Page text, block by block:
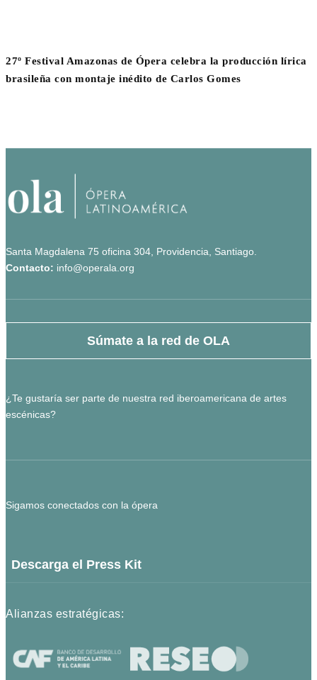
27º Festival Amazonas de Ópera celebra la producción lírica
brasileña con montaje inédito de Carlos Gomes
Santa Magdalena 75 oficina 304, Providencia, Santiago.
Contacto: info@operala.org
Súmate a la red de OLA
¿Te gustaría ser parte de nuestra red iberoamericana de artes
escénicas?
Sigamos conectados con la ópera
Descarga el Press Kit
Alianzas estratégicas: